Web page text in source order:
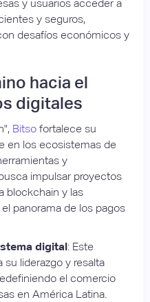
y usuarios acceder a
y seguros,
desafíos económicos y
hacia el
digitales
Bitso fortalece su
en los ecosistemas de
y
impulsar proyectos
blockchain y las
panorama de los pagos
digital: Este
su liderazgo y resalta
el comercio
en América Latina.